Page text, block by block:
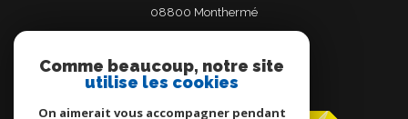
08800
monthermé
Adhérents
Comme beaucoup, notre site
utilise les cookies
On aimerait vous accompagner pendant